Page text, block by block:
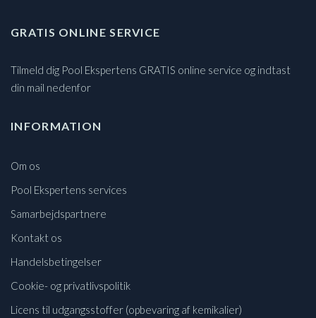
GRATIS ONLINE SERVICE
Tilmeld dig Pool Ekspertens GRATIS online service og indtast
din mail nedenfor
INFORMATION
Om os
Pool Ekspertens services
Samarbejdspartnere
Kontakt os
Handelsbetingelser
Cookie- og privatlivspolitik
Licens til udgangsstoffer (opbevaring af kemikalier)